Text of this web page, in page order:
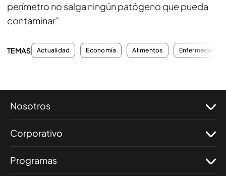
perímetro no salga ningún patógeno que pueda
contaminar”
TEMAS Actualidad Economía Alimentos Enfermedades
Nosotros
Corporativo
Programas